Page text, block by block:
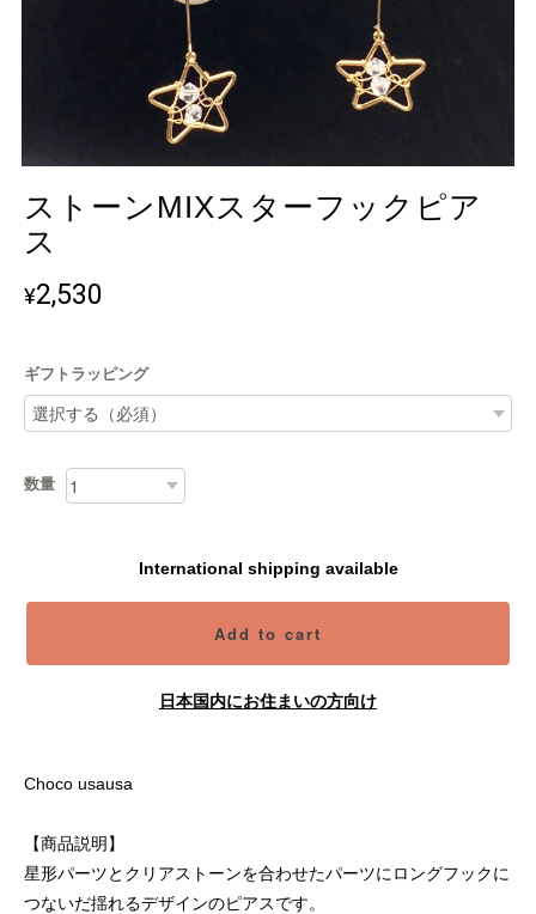
ストーンMIXスターフックピア
ス
¥2,530
ギフトラッピング
数量
International shipping available
Add to cart
日本国内にお住まいの方向け
Choco usausa
【商品説明】
星形パーツとクリアストーンを合わせたパーツにロングフックに
つないだ揺れるデザインのピアスです。